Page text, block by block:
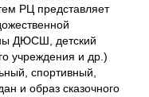
РЦ представляет
ДЮСШ, детский
учреждения и др.)
спортивный,
и образ сказочного